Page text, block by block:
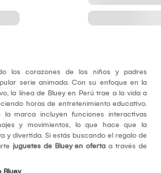
los corazones de los niños y padres
serie animada. Con su enfoque en la
la línea de Bluey en Perú trae a la vida a
horas de entretenimiento educativo.
la marca incluyen funciones interactivas
y movimientos, lo que hace que la
y divertida. Si estás buscando el regalo de
juguetes de Bluey en oferta a través de